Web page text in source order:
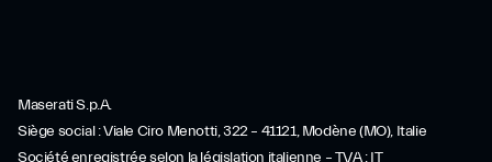
Maserati S.p.A.
Siège social : Viale Ciro Menotti, 322 – 41121, Modène (MO), Italie
Société enregistrée selon la législation italienne – TVA : IT